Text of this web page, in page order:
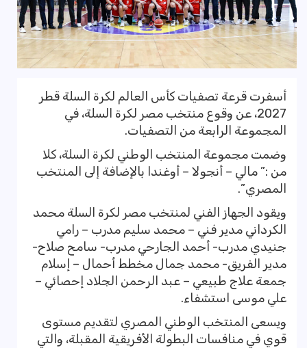
أسفرت قرعة تصفيات كأس العالم لكرة السلة قطر
2027، عن وقوع منتخب مصر لكرة السلة، في
المجموعة الرابعة من التصفيات.
وضمت مجموعة المنتخب الوطني لكرة السلة، كلا
من :” مالي – أنجولا – أوغندا بالإضافة إلى المنتخب
المصري”.
ويقود الجهاز الفني لمنتخب مصر لكرة السلة محمد
الكرداني مدير فني – محمد سليم مدرب – رامي
جنيدي مدرب- أحمد الجارحي مدرب- سامح صلاح-
مدير الفريق- محمد جمال مخطط أحمال – إسلام
جمعة علاج طبيعي – عبد الرحمن الجلاد إحصائي –
علي موسى استشفاء.
ويسعى المنتخب الوطني المصري لتقديم مستوى
قوي في منافسات البطولة الأفريقية المقبلة، والتي